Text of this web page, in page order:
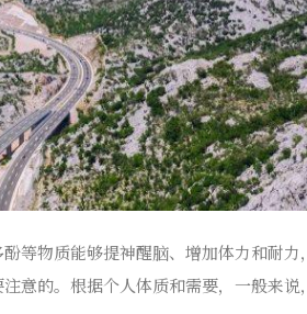
等物质能够提神醒脑、增加体力和耐力，
意的。根据个人体质和需要，一般来说，